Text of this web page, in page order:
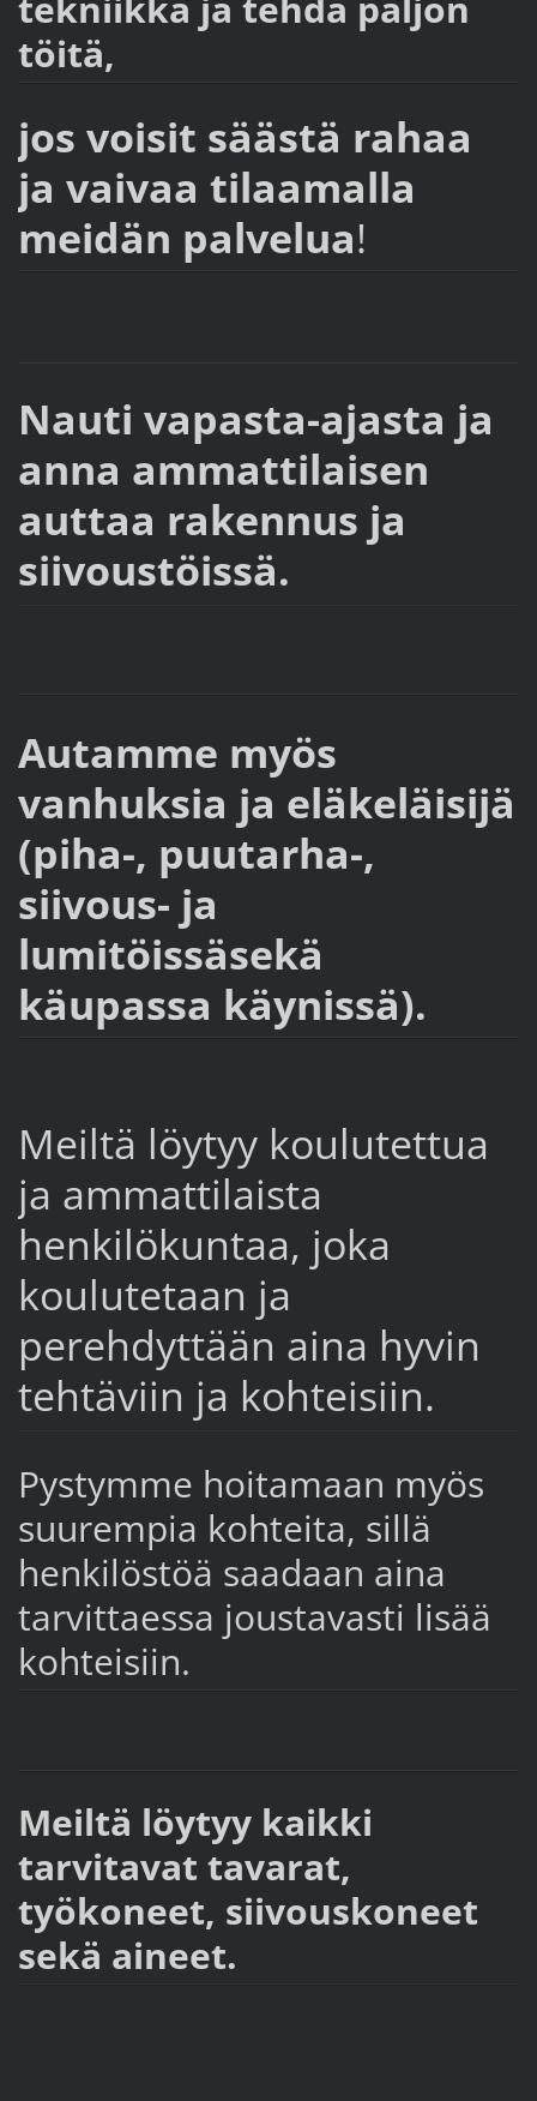
töitä,
jos voisit säästä rahaa
ja vaivaa tilaamalla
meidän palvelua!
Nauti vapasta-ajasta ja
anna ammattilaisen
auttaa rakennus ja
siivoustöissä.
Autamme myös
vanhuksia ja eläkeläisijä
(piha-, puutarha-,
siivous- ja
lumitöissäsekä
käupassa käynissä).
Meiltä löytyy koulutettua
ja ammattilaista
henkilökuntaa, joka
koulutetaan ja
perehdyttään aina hyvin
tehtäviin ja kohteisiin.
Pystymme hoitamaan myös
suurempia kohteita, sillä
henkilöstöä saadaan aina
tarvittaessa joustavasti lisää
kohteisiin.
Meiltä löytyy kaikki
tarvitavat tavarat,
työkoneet, siivouskoneet
sekä aineet.